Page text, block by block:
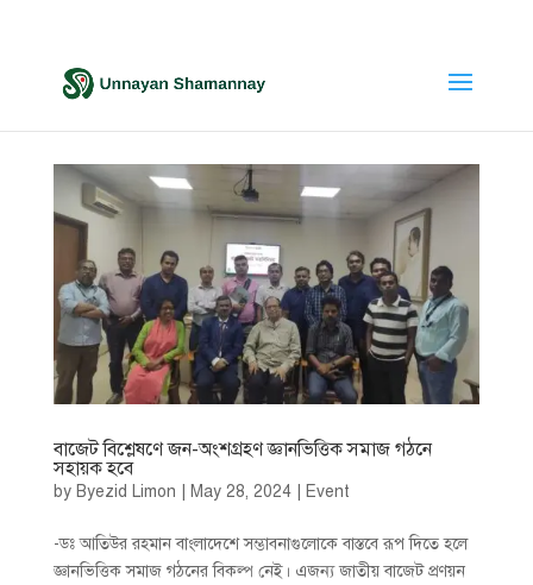
বাজেট বিশ্লেষণে জন-অংশগ্রহণ জ্ঞানভিত্তিক সমাজ গঠনে
সহায়ক হবে
by Byezid Limon May 28, 2024| Event
-ডঃ আতিউর রহমান বাংলাদেশে সম্ভাবনাগুলোকে বাস্তবে রূপ দিতে হলে
জ্ঞানভিত্তিক সমাজ গঠনের বিকল্প নেই। এজন্য জাতীয় বাজেট প্রণয়ন